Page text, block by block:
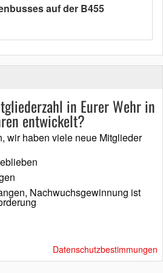
auf der B455
in Eurer Wehr in
entwickelt?
wir haben viele neue Mitglieder
Nachwuchsgewinnung ist
Datenschutzbestimmungen